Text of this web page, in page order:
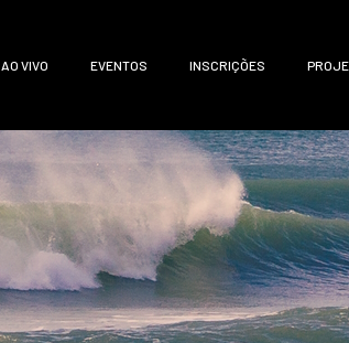
AO VIVO EVENTOS INSCRIÇÕES